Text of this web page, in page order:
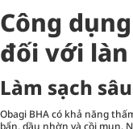
Công
đối với làn
Làm sạch
Obagi BHA có khả năng
bẩn, dầu nhờn và cồi mụn.